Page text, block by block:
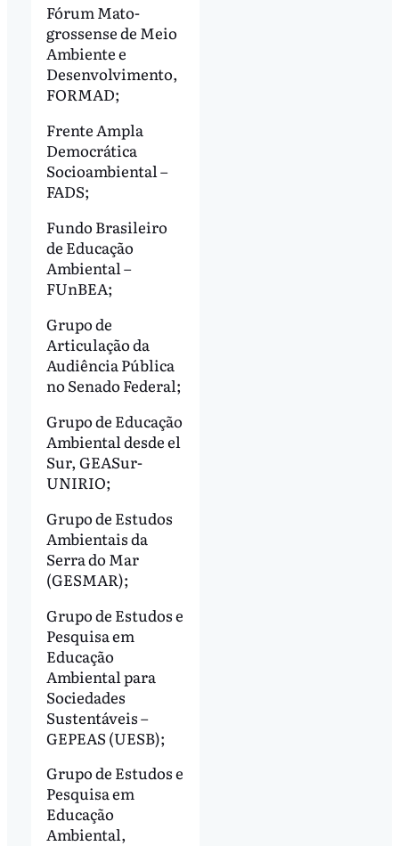
Fórum Mato-
grossense de Meio
Ambiente e
Desenvolvimento,
FORMAD;
Frente Ampla
Democrática
Socioambiental –
FADS;
Fundo Brasileiro
de Educação
Ambiental –
FUnBEA;
Grupo de
Articulação da
Audiência Pública
no Senado Federal;
Grupo de Educação
Ambiental desde el
Sur, GEASur-
UNIRIO;
Grupo de Estudos
Ambientais da
Serra do Mar
(GESMAR);
Grupo de Estudos e
Pesquisa em
Educação
Ambiental para
Sociedades
Sustentáveis –
GEPEAS (UESB);
Grupo de Estudos e
Pesquisa em
Educação
Ambiental,